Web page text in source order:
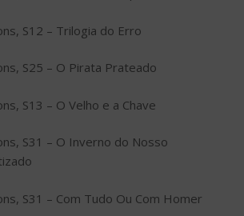
S12 – Trilogia do Erro
S25 – O Pirata Prateado
S13 – O Velho e a Chave
S31 – O Inverno do Nosso
S31 – Com Tudo Ou Com Homer